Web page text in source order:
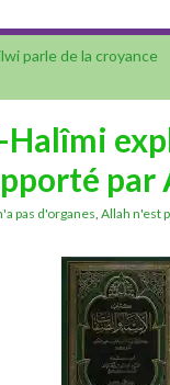
parle de la croyance
Halîmi
par
pas d'organes, Allah n'est